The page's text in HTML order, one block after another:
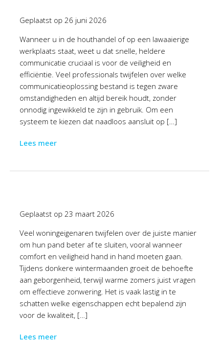
Geplaatst op 26 juni 2026
Wanneer u in de houthandel of op een lawaaierige
werkplaats staat, weet u dat snelle, heldere
communicatie cruciaal is voor de veiligheid en
efficiëntie. Veel professionals twijfelen over welke
communicatieoplossing bestand is tegen zware
omstandigheden en altijd bereik houdt, zonder
onnodig ingewikkeld te zijn in gebruik. Om een
systeem te kiezen dat naadloos aansluit op […]
Lees meer
Geplaatst op 23 maart 2026
Veel woningeigenaren twijfelen over de juiste manier
om hun pand beter af te sluiten, vooral wanneer
comfort en veiligheid hand in hand moeten gaan.
Tijdens donkere wintermaanden groeit de behoefte
aan geborgenheid, terwijl warme zomers juist vragen
om effectieve zonwering. Het is vaak lastig in te
schatten welke eigenschappen echt bepalend zijn
voor de kwaliteit, […]
Lees meer